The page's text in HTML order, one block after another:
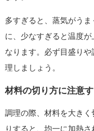
多すぎると、蒸気がう
に、少なすぎると温度
なります。必ず目盛り
理しましょう。
材料の切り方に注意
調理の際、材料を大き
りすると、均一に加熱